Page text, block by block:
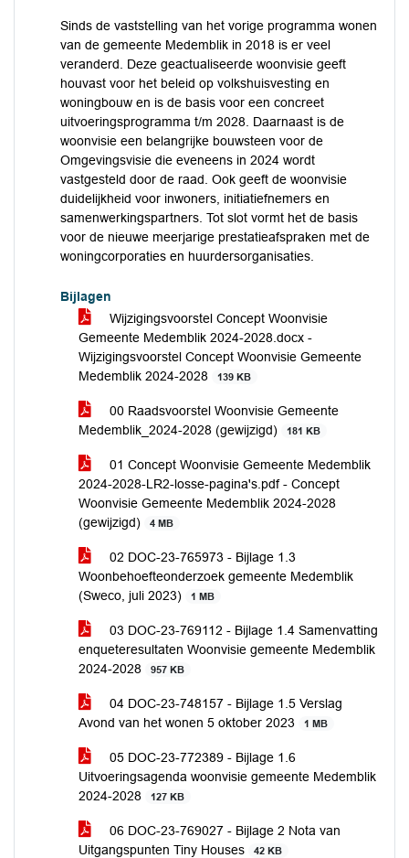
Sinds de vaststelling van het vorige programma wonen
van de gemeente Medemblik in 2018 is er veel
veranderd. Deze geactualiseerde woonvisie geeft
houvast voor het beleid op volkshuisvesting en
woningbouw en is de basis voor een concreet
uitvoeringsprogramma t/m 2028. Daarnaast is de
woonvisie een belangrijke bouwsteen voor de
Omgevingsvisie die eveneens in 2024 wordt
vastgesteld door de raad. Ook geeft de woonvisie
duidelijkheid voor inwoners, initiatiefnemers en
samenwerkingspartners. Tot slot vormt het de basis
voor de nieuwe meerjarige prestatieafspraken met de
woningcorporaties en huurdersorganisaties.
Bijlagen
Wijzigingsvoorstel Concept Woonvisie
Gemeente Medemblik 2024-2028.docx -
Wijzigingsvoorstel Concept Woonvisie Gemeente
Medemblik 2024-2028
139 KB
00 Raadsvoorstel Woonvisie Gemeente
Medemblik_2024-2028 (gewijzigd)
181 KB
01 Concept Woonvisie Gemeente Medemblik
2024-2028-LR2-losse-pagina's.pdf - Concept
Woonvisie Gemeente Medemblik 2024-2028
(gewijzigd)
4 MB
02 DOC-23-765973 - Bijlage 1.3
Woonbehoefteonderzoek gemeente Medemblik
(Sweco, juli 2023)
1 MB
03 DOC-23-769112 - Bijlage 1.4 Samenvatting
enqueteresultaten Woonvisie gemeente Medemblik
2024-2028
957 KB
04 DOC-23-748157 - Bijlage 1.5 Verslag
Avond van het wonen 5 oktober 2023
1 MB
05 DOC-23-772389 - Bijlage 1.6
Uitvoeringsagenda woonvisie gemeente Medemblik
2024-2028
127 KB
06 DOC-23-769027 - Bijlage 2 Nota van
Uitgangspunten Tiny Houses
42 KB